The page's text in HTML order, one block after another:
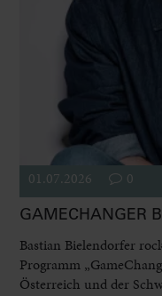
01.07.2026 0
GAMECHANGER
Bastian Bielendorfer
Programm
Österreich und der